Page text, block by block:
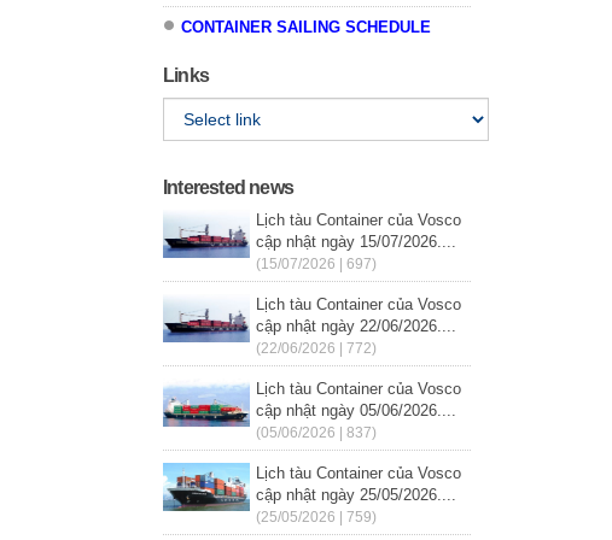
CONTAINER SAILING SCHEDULE
Links
Interested news
Lịch tàu Container của Vosco
cập nhật ngày 15/07/2026....
(15/07/2026 | 697)
Lịch tàu Container của Vosco
cập nhật ngày 22/06/2026....
(22/06/2026 | 772)
Lịch tàu Container của Vosco
cập nhật ngày 05/06/2026....
(05/06/2026 | 837)
Lịch tàu Container của Vosco
cập nhật ngày 25/05/2026....
(25/05/2026 | 759)